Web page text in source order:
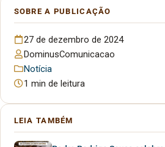
SOBRE A PUBLICAÇÃO
27 de dezembro de 2024
DominusComunicacao
Notícia
1 min de leitura
LEIA TAMBÉM